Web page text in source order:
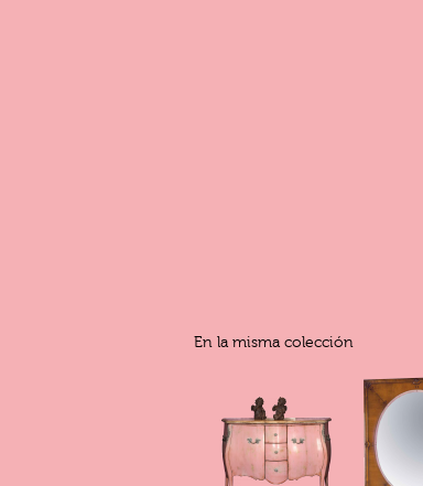
En la misma colección